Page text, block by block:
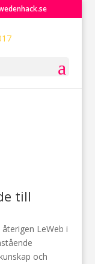
till
LeWeb i
och